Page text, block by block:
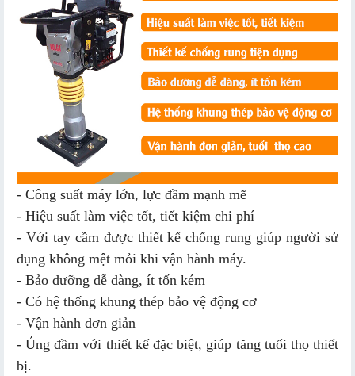
- Công suất máy lớn, lực đầm mạnh mẽ
- Hiệu suất làm việc tốt, tiết kiệm chi phí
- Với tay cầm được thiết kế chống rung giúp người sử
dụng không mệt mỏi khi vận hành máy.
- Bảo dưỡng dễ dàng, ít tốn kém
- Có hệ thống khung thép bảo vệ động cơ
- Vận hành đơn giản
- Ủng đầm với thiết kế đặc biệt, giúp tăng tuổi thọ thiết
bị.